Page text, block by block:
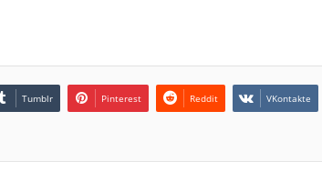
Tumblr Pinterest Reddit VKontakte